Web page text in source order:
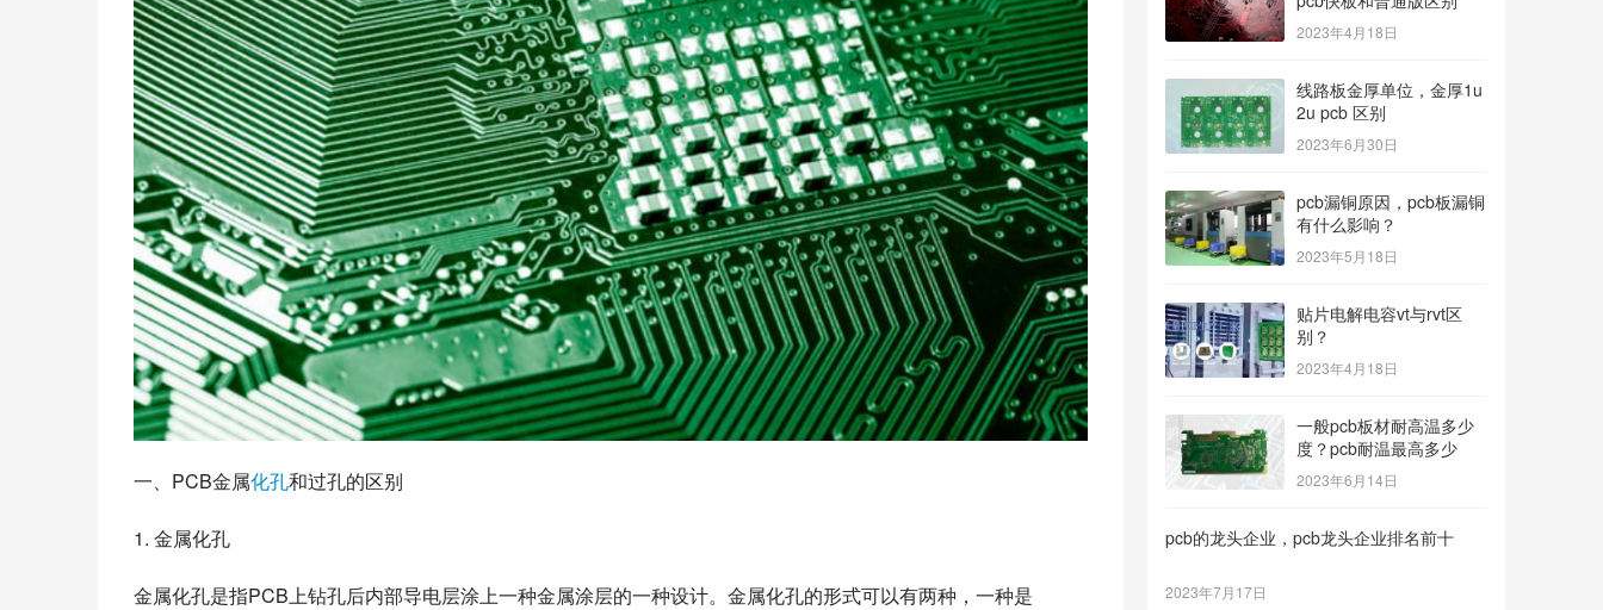
一、PCB金属化孔和过孔的区别
1. 金属化孔
金属化孔是指PCB上钻孔后内部导电层涂上一种金属涂层的一种设计。金属化孔的形式可以有两种，一种是
2023年4月18日
线路板金厚单位，金厚1u
2u pcb 区别
2023年6月30日
pcb漏铜原因，pcb板漏铜
有什么影响？
2023年5月18日
贴片电解电容vt与rvt区
别？
2023年4月18日
一般pcb板材耐高温多少
度？pcb耐温最高多少
2023年6月14日
pcb的龙头企业，pcb龙头企业排名前十
2023年7月17日